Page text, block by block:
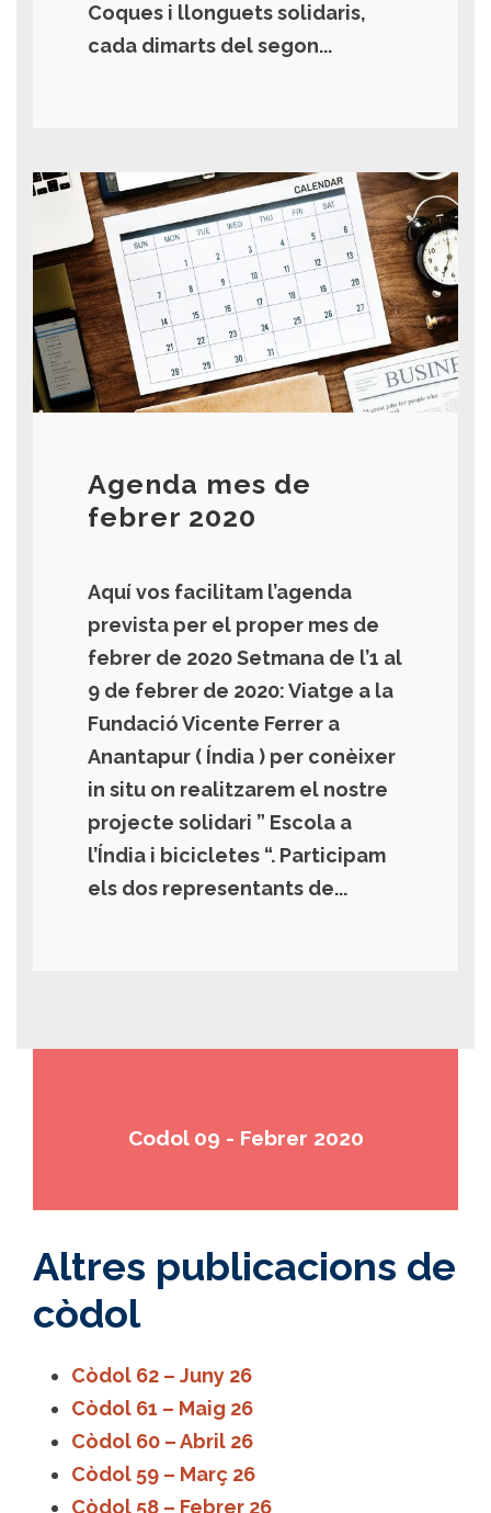
Coques i llonguets solidaris,
cada dimarts del segon...
Agenda mes de
febrer 2020
Aquí vos facilitam l’agenda
prevista per el proper mes de
febrer de 2020 Setmana de l’1 al
9 de febrer de 2020: Viatge a la
Fundació Vicente Ferrer a
Anantapur ( Índia ) per conèixer
in situ on realitzarem el nostre
projecte solidari ” Escola a
l’Índia i bicicletes “. Participam
els dos representants de...
Codol 09 - Febrer 2020
Altres publicacions de
còdol
Còdol 62 – Juny 26
Còdol 61 – Maig 26
Còdol 60 – Abril 26
Còdol 59 – Març 26
Còdol 58 – Febrer 26